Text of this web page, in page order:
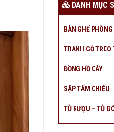
DANH MỤC
BÀN GHẾ PHÒNG
TRANH GỖ TREO
ĐỒNG HỒ CÂY
SẬP TẤM CHIẾU
TỦ RƯỢU – TỦ